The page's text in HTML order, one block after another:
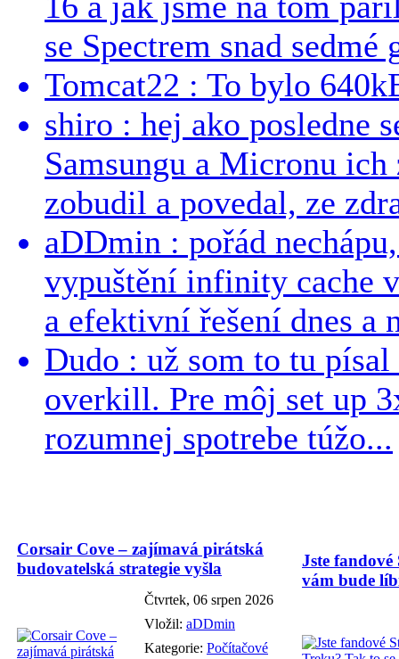
se Spectrem snad sedmé
Tomcat22 : To bylo
shiro : hej ako posledne
Samsungu a Micronu
zobudil a povedal, ze
aDDmin : pořád
vypuštění infinity cache
a efektivní řešení dnes a
Dudo : už som to tu
overkill. Pre môj set up
rozumnej spotrebe túžo...
Corsair Cove – zajímavá pirátská
budovatelská strategie vyšla
Čtvrtek, 06 srpen 2026
Vložil: aDDmin
Kategorie: Počítačové
Jste
vám bude